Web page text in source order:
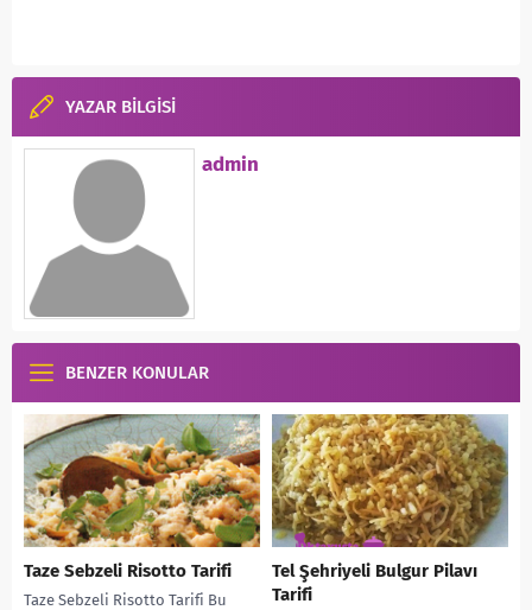
YAZAR BİLGİSİ
admin
BENZER KONULAR
Taze Sebzeli Risotto Tarifi
Taze Sebzeli Risotto Tarifi Bu
Tel Şehriyeli Bulgur Pilavı
Tarifi